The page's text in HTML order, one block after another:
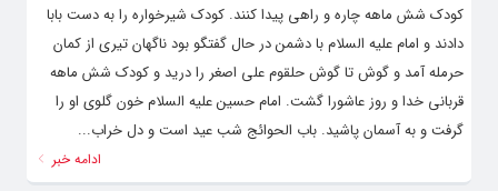
کودک شش ماهه چاره و راهی پیدا کنند. کودک شیرخواره را به دست بابا
دادند و امام علیه السلام با دشمن در حال گفتگو بود ناگهان تیری از کمان
حرمله آمد و گوش تا گوش حلقوم علی اصغر را درید و کودک شش ماهه
قربانی خدا و روز عاشورا گشت. امام حسین علیه السلام خون گلوی او را
گرفت و به آسمان پاشید. باب الحوائج شب عید است و دل خراب...
ادامه خبر